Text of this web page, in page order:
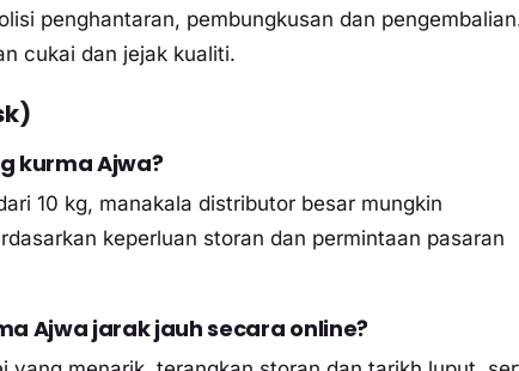
penghantaran, pembungkusan dan
cukai dan jejak kualiti.
kurma Ajwa?
10 kg, manakala distributor besar mungkin
keperluan storan dan permintaan pasaran
Ajwa jarak jauh secara online?